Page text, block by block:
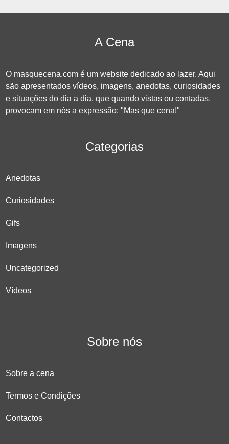
A Cena
O masquecena.com é um website dedicado ao lazer. Aqui
são apresentados vídeos, imagens, anedotas, curiosidades
e situações do dia a dia, que quando vistas ou contadas,
provocam em nós a expressão: "Mas que cena!"
Categorias
Anedotas
Curiosidades
Gifs
Imagens
Uncategorized
Vídeos
Sobre nós
Sobre a cena
Termos e Condições
Contactos